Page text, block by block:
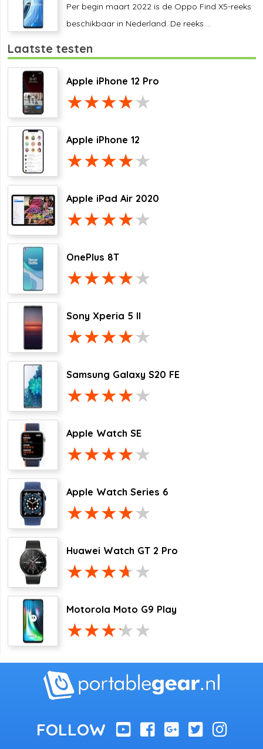
Per begin maart 2022 is de Oppo Find X5-reeks
beschikbaar in Nederland. De reeks ...
Laatste testen
Apple iPhone 12 Pro
Apple iPhone 12
Apple iPad Air 2020
OnePlus 8T
Sony Xperia 5 II
Samsung Galaxy S20 FE
Apple Watch SE
Apple Watch Series 6
Huawei Watch GT 2 Pro
Motorola Moto G9 Play